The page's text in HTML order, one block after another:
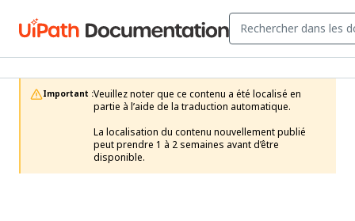
Important :Veuillez noter que ce contenu a été localisé en
partie à l’aide de la traduction automatique.
La localisation du contenu nouvellement publié
peut prendre 1 à 2 semaines avant d’être
disponible.